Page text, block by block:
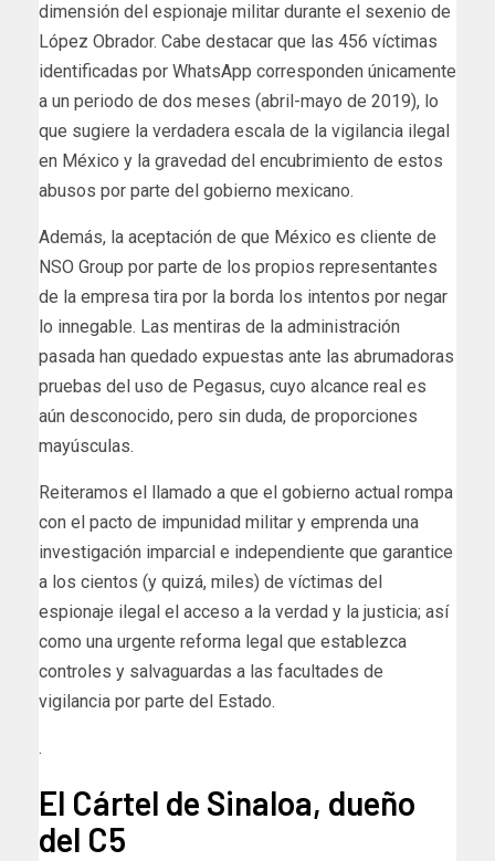
dimensión del espionaje militar durante el sexenio de
López Obrador. Cabe destacar que las 456 víctimas
identificadas por WhatsApp corresponden únicamente
a un periodo de dos meses (abril-mayo de 2019), lo
que sugiere la verdadera escala de la vigilancia ilegal
en México y la gravedad del encubrimiento de estos
abusos por parte del gobierno mexicano.
Además, la aceptación de que México es cliente de
NSO Group por parte de los propios representantes
de la empresa tira por la borda los intentos por negar
lo innegable. Las mentiras de la administración
pasada han quedado expuestas ante las abrumadoras
pruebas del uso de Pegasus, cuyo alcance real es
aún desconocido, pero sin duda, de proporciones
mayúsculas.
Reiteramos el llamado a que el gobierno actual rompa
con el pacto de impunidad militar y emprenda una
investigación imparcial e independiente que garantice
a los cientos (y quizá, miles) de víctimas del
espionaje ilegal el acceso a la verdad y la justicia; así
como una urgente reforma legal que establezca
controles y salvaguardas a las facultades de
vigilancia por parte del Estado.
.
El Cártel de Sinaloa, dueño
del C5